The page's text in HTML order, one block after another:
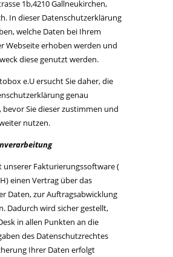
1b,4210 Gallneukirchen,
In dieser Datenschutzerklärung
welche Daten bei Ihrem
Webseite erhoben werden und
diese genutzt werden.
e.U ersucht Sie daher, die
genau
bevor Sie dieser zustimmen und
nutzen.
unserer Fakturierungssoftware (
einen Vertrag über das
Daten, zur Auftragsabwicklung
Dadurch wird sicher gestellt,
in allen Punkten an die
des Datenschutzrechtes
Ihrer Daten erfolgt